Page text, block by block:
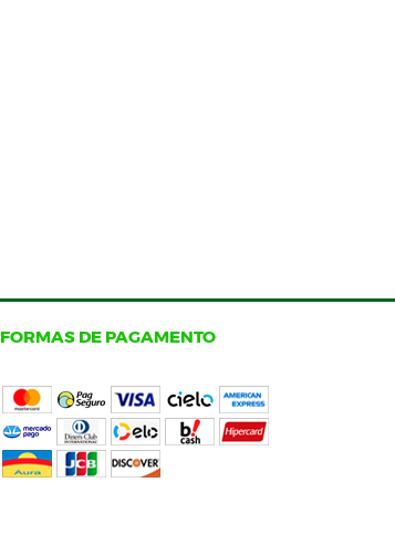
FORMAS DE PAGAMENTO